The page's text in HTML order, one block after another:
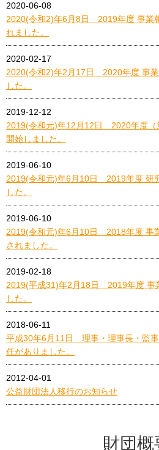
2020-06-08
2020(令和2)年6月8日 2019年度 事業
れました。
2020-02-17
2020(令和2)年2月17日 2020年度 事業
した。
2019-12-12
2019(令和元)年12月12日 2020年度（
開始しました。
2019-06-10
2019(令和元)年6月10日 2019年度 研
した。
2019-06-10
2019(令和元)年6月10日 2018年度 事
されました。
2019-02-18
2019(平成31)年2月18日 2019年度 事
した。
2018-06-11
平成30年6月11日 理事・理事長・監
任がありました。
2012-04-01
公益財団法人移行のお知らせ
財団概